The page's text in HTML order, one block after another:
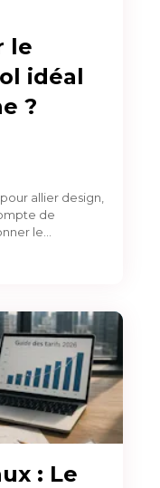
le
idéal
?
allier design,
de
le…
: Le